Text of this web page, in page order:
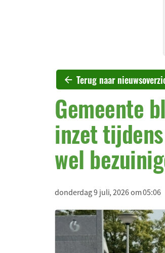
Terug naar
Gemeente
inzet
wel
donderdag 9 juli, 2026 om 05:06